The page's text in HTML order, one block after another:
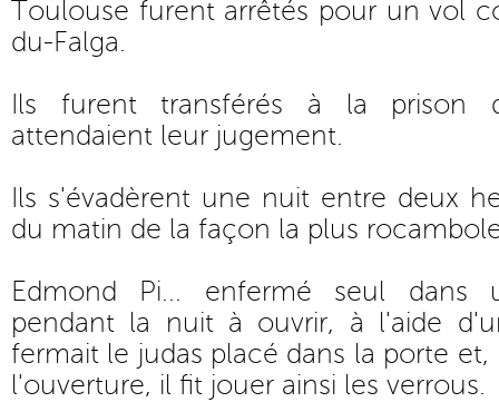
Toulouse furent arrêtés pour un vol
du-Falga.
Ils furent transférés à la prison
attendaient leur jugement.
Ils s'évadèrent une nuit entre deux
du matin de la façon la plus
Edmond Pi... enfermé seul dans
pendant la nuit à ouvrir, à l'aide
fermait le judas placé dans la porte et,
l'ouverture, il fit jouer ainsi les verrous.